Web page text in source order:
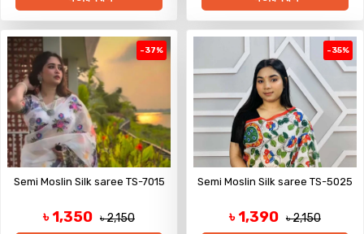
-37%
Semi Moslin Silk saree TS-7015
৳ 1,350 ৳ 2,150
-35%
Semi Moslin Silk saree TS-5025
৳ 1,390 ৳ 2,150